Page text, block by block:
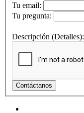
Tu email:
Tu pregunta:
Descripción (Detalles):